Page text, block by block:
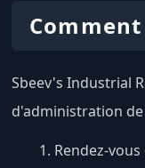
Sbeev's Industrial
d'administration
Rendez-